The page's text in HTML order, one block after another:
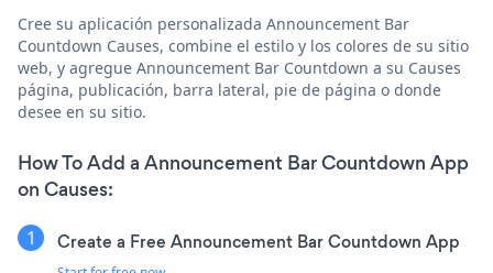
Cree su aplicación personalizada Announcement Bar
Countdown Causes, combine el estilo y los colores de su sitio
web, y agregue Announcement Bar Countdown a su Causes
página, publicación, barra lateral, pie de página o donde
desee en su sitio.
How To Add a Announcement Bar Countdown App
on Causes:
Create a Free Announcement Bar Countdown App